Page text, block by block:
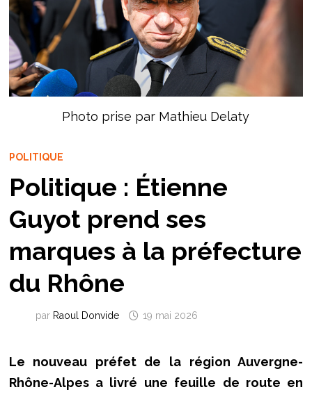
Photo prise par Mathieu Delaty
POLITIQUE
Politique : Étienne
Guyot prend ses
marques à la préfecture
du Rhône
par Raoul Donvide 19 mai 2026
Le nouveau préfet de la région Auvergne-
Rhône-Alpes a livré une feuille de route en